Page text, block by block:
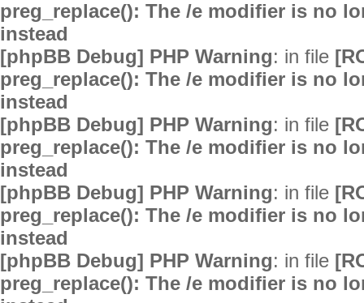
preg_replace(): The /e modifier is no
instead
[phpBB Debug] PHP Warning: in file
preg_replace(): The /e modifier is no
instead
[phpBB Debug] PHP Warning: in file
preg_replace(): The /e modifier is no
instead
[phpBB Debug] PHP Warning: in file
preg_replace(): The /e modifier is no
instead
[phpBB Debug] PHP Warning: in file
preg_replace(): The /e modifier is no